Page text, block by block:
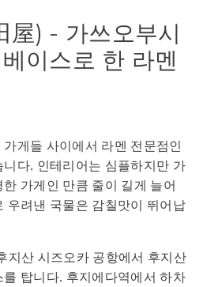
屋) - 가쓰오부시
이스로 한 라멘
게들 사이에서 라멘 전문점인
다. 인테리어는 심플하지만 가
가게인 만큼 줄이 길게 늘어
우려낸 국물은 감칠맛이 뛰어납
지산 시즈오카 공항에서 후지산
탑니다. 후지에다역에서 하차